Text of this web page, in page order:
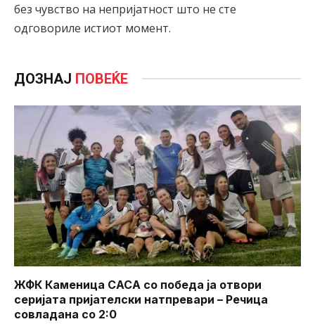
без чувство на непријатност што не сте
одговориле истиот момент.
ДОЗНАЈ ПОВЕЌЕ
ЖФК Каменица САСА со победа ја отвори
серијата пријателски натпревари – Речица
совладана со 2:0